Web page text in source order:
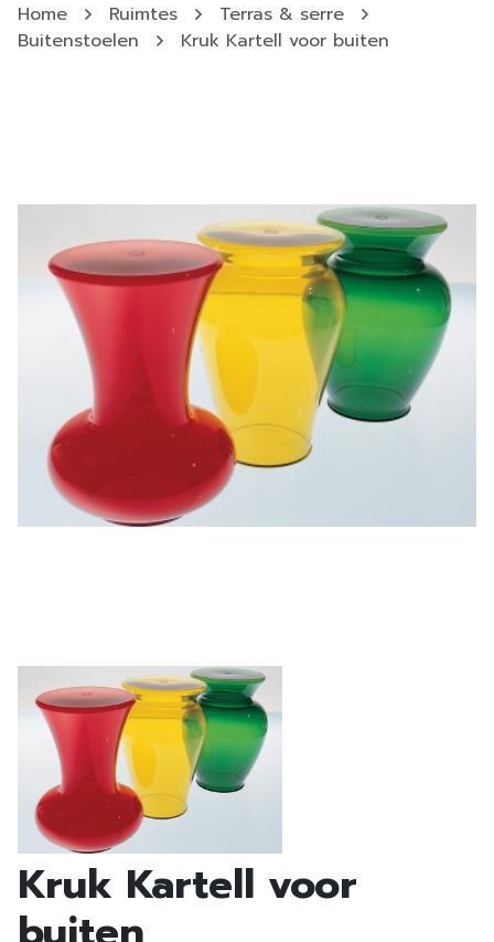
Home Ruimtes
Terras & serre
Buitenstoelen
Kruk Kartell voor buiten
Kruk Kartell voor